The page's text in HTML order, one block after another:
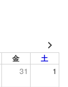
金 土
31
1